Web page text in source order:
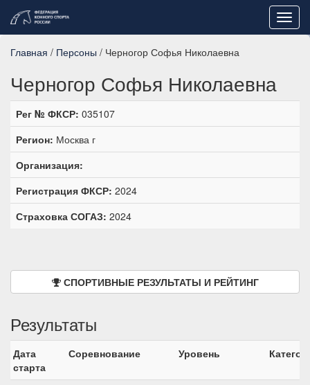
Главная / Персоны / Черногор Софья Николаевна
Черногор Софья Николаевна
Рег № ФКСР: 035107
Регион: Москва г
Организация:
Регистрация ФКСР: 2024
Страховка СОГАЗ: 2024
СПОРТИВНЫЕ РЕЗУЛЬТАТЫ И РЕЙТИНГ
Результаты
Дата
старта
Соревнование Уровень